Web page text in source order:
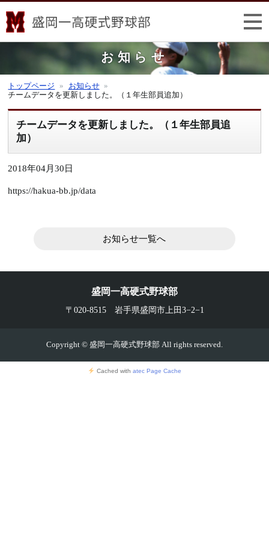
お知らせ
トップページ
お知らせ
チームデータを更新しました。（１年生部員追加）
チームデータを更新しました。（１年生部員追
加）
2018年04月30日
https://hakua-bb.jp/data
お知らせ一覧へ
盛岡一高硬式野球部
〒020-8515 岩手県盛岡市上田3−2−1
Copyright © 盛岡一高硬式野球部 All rights reserved.
Cached with atec Page Cache